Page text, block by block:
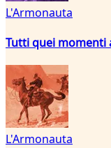
L'Armonauta
Tutti quei
L'Armonauta